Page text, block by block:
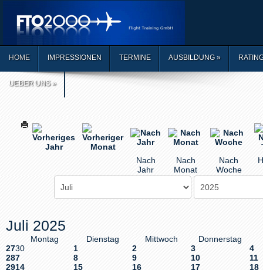
HOME IMPRESSIONEN TERMINE AUSBILDUNG»
UEBER UNS»
Nach
Jahr
Nach
Monat
Nach
Woche
Juli 2025
Montag Dienstag Mittwoch
Donnerstag
2730 1 2 3
4
287 8 9 10
11
2914 15 16 17
18